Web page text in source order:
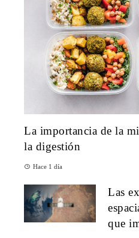
La importancia de la
la digestión
Hace 1 día
Las
que